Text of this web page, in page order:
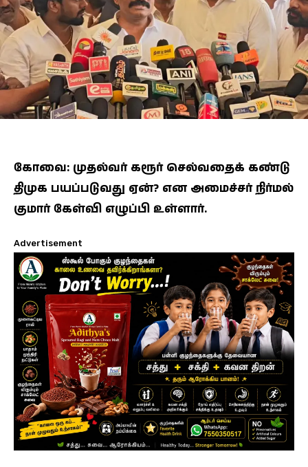
கோவை: முதல்வர் கரூர் செல்வதைக் கண்டு
திமுக பயப்படுவது ஏன்? என அமைச்சர் நிர்மல்
குமார் கேள்வி எழுப்பி உள்ளார்.
Advertisement